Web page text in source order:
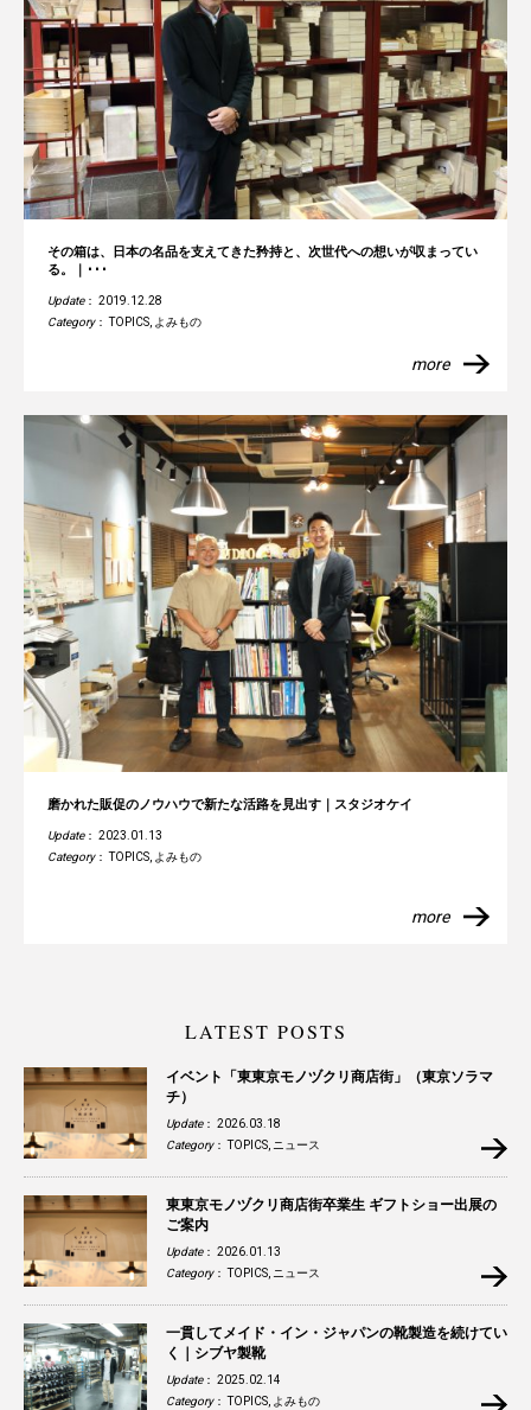
その箱は、日本の名品を支えてきた矜持と、次世代への想いが収まってい
る。｜･･･
Update： 2019.12.28
Category：TOPICS よみもの
more
磨かれた販促のノウハウで新たな活路を見出す｜スタジオケイ
Update： 2023.01.13
Category： TOPICS, よみもの
more
LATEST POSTS
イベント「東東京モノヅクリ商店街」（東京ソラマ
チ）
Update： 2026.03.18
Category： TOPICS,ニュース
東東京モノヅクリ商店街卒業生 ギフトショー出展の
ご案内
Update： 2026.01.13
Category： TOPICS,ニュース
一貫してメイド・イン・ジャパンの靴製造を続けてい
く｜シブヤ製靴
Update： 2025.02.14
Category： TOPICS, よみもの